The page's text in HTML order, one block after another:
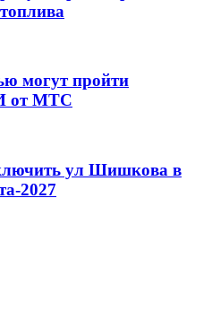
могут пройти
от МТС
ул Шишкова в
2027